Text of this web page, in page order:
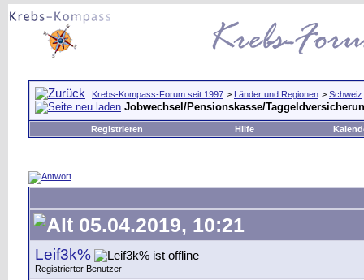
Krebs-Kompass-Forum seit 1997 > Länder und Regionen > Schweiz
Jobwechsel/Pensionskasse/
Registrieren Hilfe
05.04.2019, 10:21
Leif3k%
Registrierter Benutzer